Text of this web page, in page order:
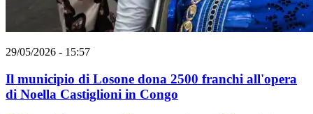
29/05/2026 - 15:57
Il municipio di Losone dona 2500 franchi all'opera
di Noella Castiglioni in Congo